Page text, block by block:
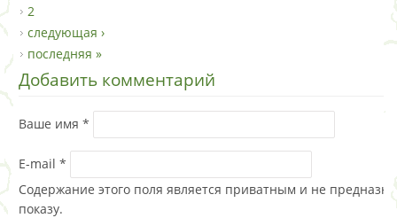
2
следующая ›
последняя »
Добавить комментарий
Ваше имя *
E-mail *
Содержание этого поля является приватным и не
показу.